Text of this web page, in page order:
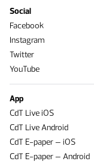
Social
Facebook
Instagram
Twitter
YouTube
App
CdT Live iOS
CdT Live Android
CdT E-paper – iOS
CdT E-paper – Android